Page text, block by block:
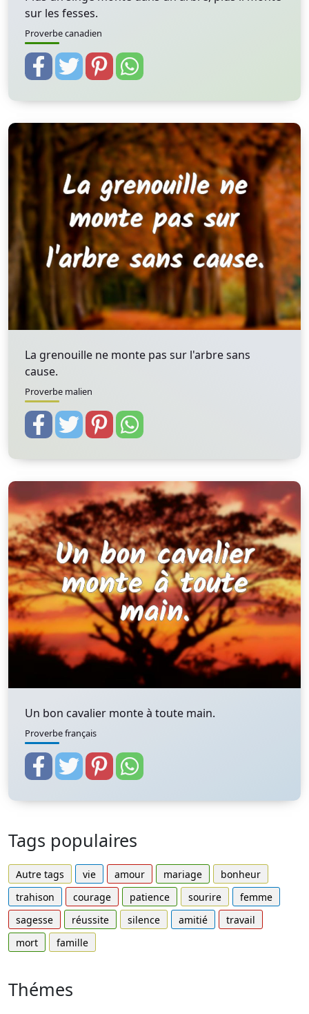
sur les fesses.
Proverbe canadien
La grenouille ne monte pas sur l'arbre sans
cause.
Proverbe malien
Un bon cavalier monte à toute main.
Proverbe français
Tags populaires
Autre tags vie amour mariage
bonheur
trahison
courage patience sourire
femme
sagesse
réussite silence amitié
travail
mort
famille
Thémes